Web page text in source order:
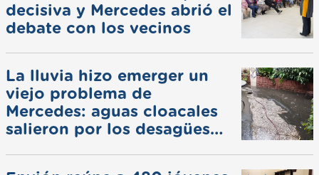
decisiva y Mercedes abrió el
debate con los vecinos
La lluvia hizo emerger un
viejo problema de
Mercedes: aguas cloacales
salieron por los desagües